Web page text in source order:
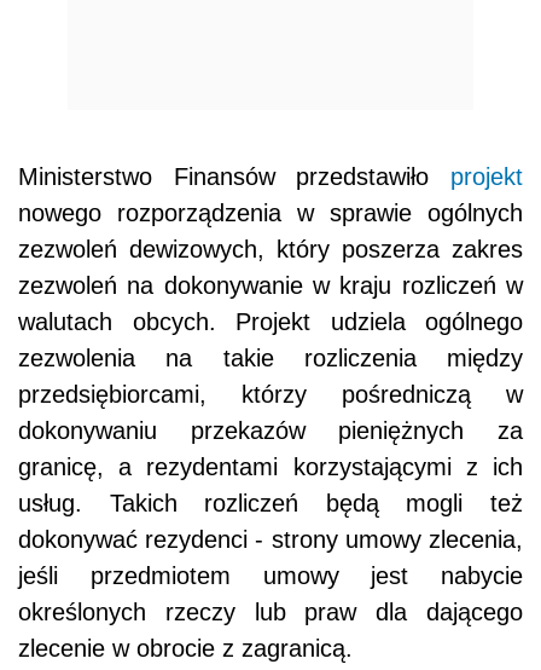
Ministerstwo Finansów przedstawiło projekt
nowego rozporządzenia w sprawie ogólnych
zezwoleń dewizowych, który poszerza zakres
zezwoleń na dokonywanie w kraju rozliczeń w
walutach obcych. Projekt udziela ogólnego
zezwolenia na takie rozliczenia między
przedsiębiorcami, którzy pośredniczą w
dokonywaniu przekazów pieniężnych za
granicę, a rezydentami korzystającymi z ich
usług. Takich rozliczeń będą mogli też
dokonywać rezydenci - strony umowy zlecenia,
jeśli przedmiotem umowy jest nabycie
określonych rzeczy lub praw dla dającego
zlecenie w obrocie z zagranicą.